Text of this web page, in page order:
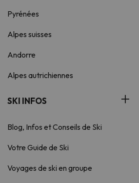
Pyrénées
Alpes suisses
Andorre
Alpes autrichiennes
SKI INFOS
Blog, Infos et Conseils de Ski
Votre Guide de Ski
Voyages de ski en groupe